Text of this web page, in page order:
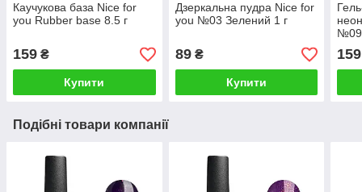
Каучукова база Nice for
you Rubber base 8.5 г
159 ₴
Купити
Дзеркальна пудра Nice for
you №03 Зелений 1 г
89₴
Купити
№09
159
Подібні товари компанії